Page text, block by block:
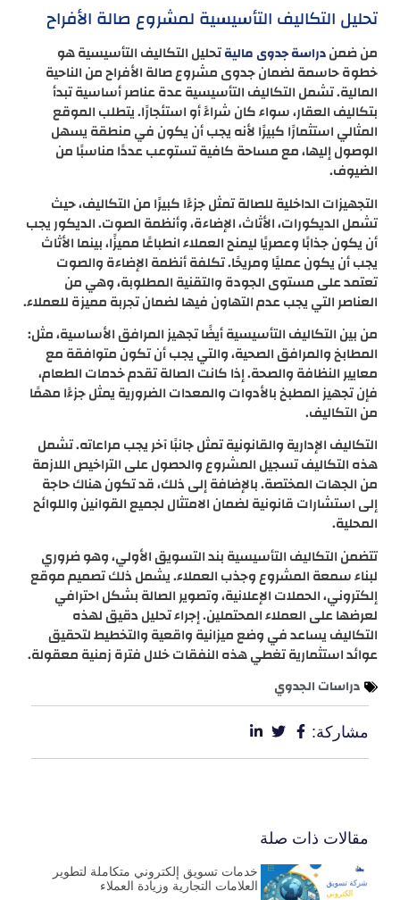
تحليل التكاليف التأسيسية لمشروع صالة الأفراح
من ضمندراسة جدوى ماليةتحليل التكاليف التأسيسية هو
خطوة حاسمة لضمان جدوى مشروع صالة الأفراح من الناحية
المالية. تشمل التكاليف التأسيسية عدة عناصر أساسية تبدأ
بتكاليف العقار، سواء كان شراءً أو استئجارًا. يتطلب الموقع
المثالي استثمارًا كبيرًا لأنه يجب أن يكون في منطقة يسهل
الوصول إليها، مع مساحة كافية تستوعب عددًا مناسبًا من
الضيوف.
التجهيزات الداخلية للصالة تمثل جزءًا كبيرًا من التكاليف، حيث
تشمل الديكورات، الأثاث، الإضاءة، وأنظمة الصوت. الديكور يجب
أن يكون جذابًا وعصريًا ليمنح العملاء انطباعًا مميزًا، بينما الأثاث
يجب أن يكون عمليًا ومريحًا. تكلفة أنظمة الإضاءة والصوت
تعتمد على مستوى الجودة والتقنية المطلوبة، وهي من
العناصر التي يجب عدم التهاون فيها لضمان تجربة مميزة للعملاء.
من بين التكاليف التأسيسية أيضًا تجهيز المرافق الأساسية، مثل:
المطابخ والمرافق الصحية، والتي يجب أن تكون متوافقة مع
معايير النظافة والصحة. إذا كانت الصالة تقدم خدمات الطعام،
فإن تجهيز المطبخ بالأدوات والمعدات الضرورية يمثل جزءًا مهمًا
من التكاليف.
التكاليف الإدارية والقانونية تمثل جانبًا آخر يجب مراعاته. تشمل
هذه التكاليف تسجيل المشروع والحصول على التراخيص اللازمة
من الجهات المختصة. بالإضافة إلى ذلك، قد تكون هناك حاجة
إلى استشارات قانونية لضمان الامتثال لجميع القوانين واللوائح
المحلية.
تتضمن التكاليف التأسيسية بند التسويق الأولي، وهو ضروري
لبناء سمعة المشروع وجذب العملاء. يشمل ذلك تصميم موقع
إلكتروني، الحملات الإعلانية، وتصوير الصالة بشكل احترافي
لعرضها على العملاء المحتملين. إجراء تحليل دقيق لهذه
التكاليف يساعد في وضع ميزانية واقعية والتخطيط لتحقيق
عوائد استثمارية تغطي هذه النفقات خلال فترة زمنية معقولة.
دراسات الجدوي
مشاركة:
مقالات ذات صلة
خدمات تسويق إلكتروني متكاملة لتطوير
العلامات التجارية وزيادة العملاء